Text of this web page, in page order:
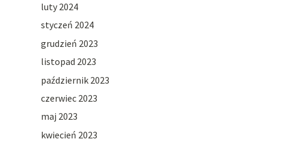
luty 2024
styczeń 2024
grudzień 2023
listopad 2023
październik 2023
czerwiec 2023
maj 2023
kwiecień 2023